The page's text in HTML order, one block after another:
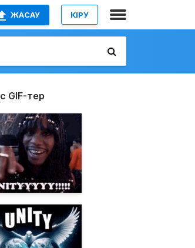
ЖАСАУ КІРУ
GIF-тер